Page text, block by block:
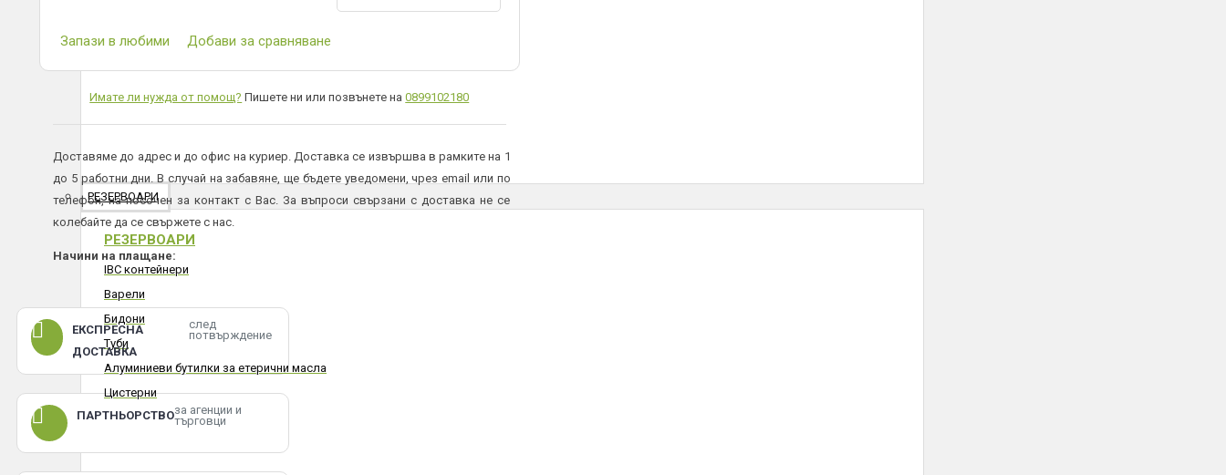
РЕЗЕРВОАРИ
РЕЗЕРВОАРИ
IBC контейнери
Варели
Бидони
Туби
Алуминиеви бутилки за етерични масла
Цистерни
Запази в любими Добави за сравняване
Имате ли нужда от помощ? Пишете ни или позвънете на0899102180
Доставяме до адрес и до офис на куриер. Доставка се извършва в рамките на 1
до 5 работни дни. В случай на забавяне, ще бъдете уведомени, чрез email или по
телефон, на посочен за контакт с Вас. За въпроси свързани с доставка не се
колебайте да се свържете с нас.
Начини на плащане:
Плащане в брой или с карта на куриер
По банков път
ВАЖНО:Всички пратки се изпращат с опция преглед и тест и трябва да бъдат
прегледани от получателя на място в офис или в присъствието на куриер.
Профис БГ не носи отговорност за счупена или повредена стока при
транспорта, установена след предаването и от куриер към получател.
ЕКСПРЕСНА
ДОСТАВКА
след
потвърждение
ПАРТНЬОРСТВОза агенции и
търговци